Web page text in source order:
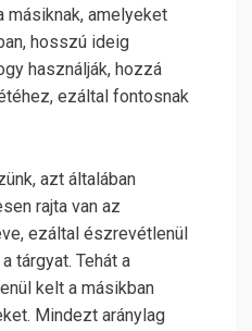
másiknak, amelyeket
hosszú ideig
használják, hozzá
ezáltal fontosnak
azt általában
rajta van az
ezáltal észrevétlenül
tárgyat. Tehát a
kelt a másikban
Mindezt aránylag